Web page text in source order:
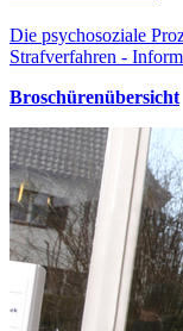
Die psychosoziale
Strafverfahren -
Broschürenübersicht